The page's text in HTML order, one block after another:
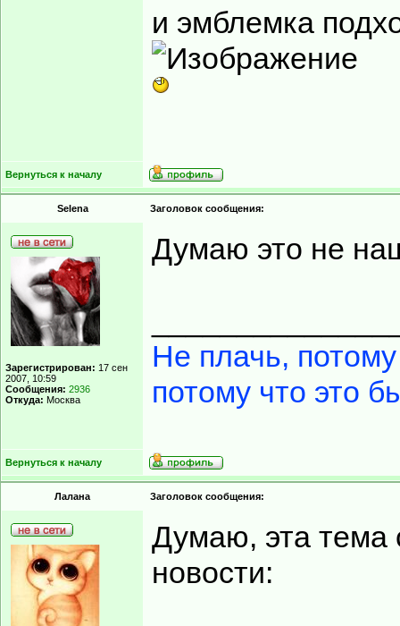
и эмблемка
Вернуться к началу
Selena Заголовок сообщения:
Зарегистрирован: 17 сен
2007, 10:59
Сообщения: 2936
Откуда: Москва
Думаю это не
Не плачь,
потому что это
Вернуться к началу
Лалана Заголовок сообщения:
Думаю, эта тема
новости: